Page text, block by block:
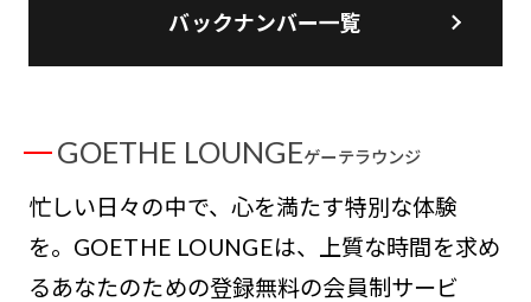
バックナンバー一覧
GOETHE LOUNGEゲーテラウンジ
忙しい日々の中で、心を満たす特別な体験
を。GOETHE LOUNGEは、上質な時間を求め
るあなたのための登録無料の会員制サービ